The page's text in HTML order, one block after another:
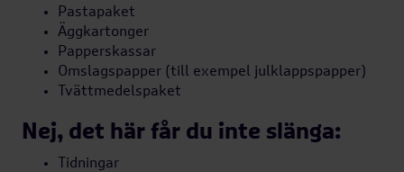
Pastapaket
Äggkartonger
Papperskassar
Omslagspapper (till exempel julklappspapper)
Tvättmedelspaket
Nej, det här får du inte slänga:
Tidningar